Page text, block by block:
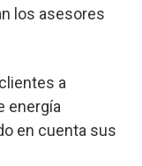
los asesores
a
energía
en cuenta sus